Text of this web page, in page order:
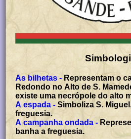
As bilhetas - Representam o
Redondo no Alto de S.
existe uma necrópole do alto
A espada - Simboliza S.
freguesia.
A campanha ondada -
banha a freguesia.